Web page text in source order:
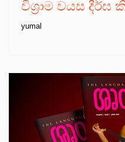
විශ්‍රාම වයස
yumal